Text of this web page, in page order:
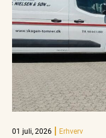
01 juli, 2026 Erhverv